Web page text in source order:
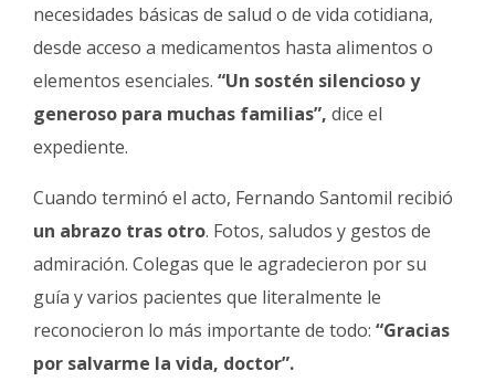
necesidades básicas de salud o de vida cotidiana,
desde acceso a medicamentos hasta alimentos o
elementos esenciales. “Un sostén silencioso y
generoso para muchas familias”, dice el
expediente.
Cuando terminó el acto, Fernando Santomil recibió
un abrazo tras otro. Fotos, saludos y gestos de
admiración. Colegas que le agradecieron por su
guía y varios pacientes que literalmente le
reconocieron lo más importante de todo: “Gracias
por salvarme la vida, doctor”.